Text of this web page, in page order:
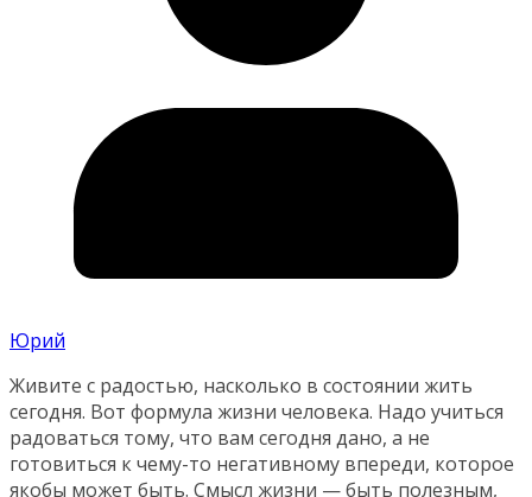
Юрий
Живите с радостью, насколько в состоянии жить
сегодня. Вот формула жизни человека. Надо учиться
радоваться тому, что вам сегодня дано, а не
готовиться к чему-то негативному впереди, которое
якобы может быть. Смысл жизни — быть полезным,